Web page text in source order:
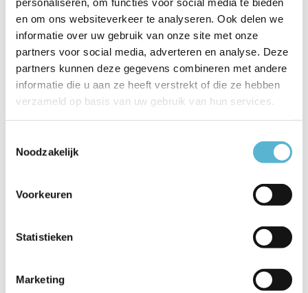
en om ons websiteverkeer te analyseren. Ook delen we
informatie over uw gebruik van onze site met onze
partners voor social media, adverteren en analyse. Deze
partners kunnen deze gegevens combineren met andere
informatie die u aan ze heeft verstrekt of die ze hebben
verzameld op basis van uw gebruik van hun services.
Noodzakelijk
Voorkeuren
Statistieken
Marketing
Artikelnummer 44503/06/11
EAN 5411212441843
Leverancier Lucide
Er zijn nog geen reviews geschreven over dit product..